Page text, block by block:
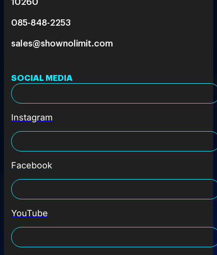
085-848-2253
sales@shownolimit.com
SOCIAL MEDIA
Instagram
Facebook
YouTube